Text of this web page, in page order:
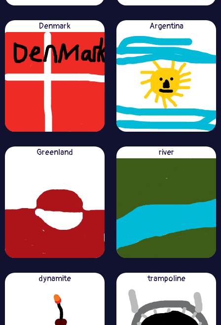
Denmark Argentina
Greenland river
dynamite trampoline